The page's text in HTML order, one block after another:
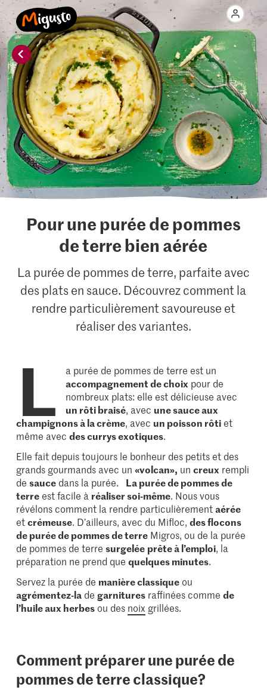
Pour une purée de pommes
de terre bien aérée
La purée de pommes de terre, parfaite avec
des plats en sauce. Découvrez comment la
rendre particulièrement savoureuse et
réaliser des variantes.
L
a purée de pommes de terre est un
accompagnement de choix pour de
nombreux plats: elle est délicieuse avec
un rôti braisé, avec une sauce aux
champignons à la crème, avec un poisson rôtiet
même avecdes currys exotiques.
Elle fait depuis toujours le bonheur des petits et des
grands gourmands avec un«volcan», uncreux rempli
desauce dans la purée. La purée de pommes de
terreest facile à réaliser soi-même. Nous vous
révélons comment la rendre particulièrementaérée
etcrémeuse. D’ailleurs, avec du Mifloc,des flocons
de purée de pommes de terre Migros, ou de la purée
de pommes de terresurgelée prête à l’emploi, la
préparation ne prend quequelques minutes.
Servez la purée de manière classiqueou
agrémentez-la degarnitures raffinées commede
l’huile aux herbesou des noix grillées.
Comment préparer une purée de
pommes de terre classique?